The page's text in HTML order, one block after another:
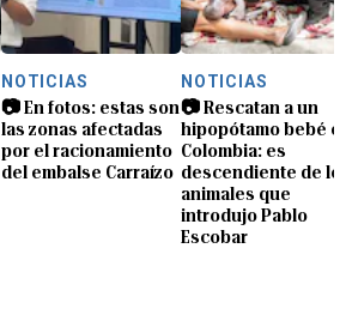
NOTICIAS
📷 En fotos: estas son
las zonas afectadas
por el racionamiento
del embalse Carraízo
NOTICIAS
📷 Rescatan a un
hipopótamo bebé
Colombia: es
descendiente de
animales que
introdujo Pablo
Escobar